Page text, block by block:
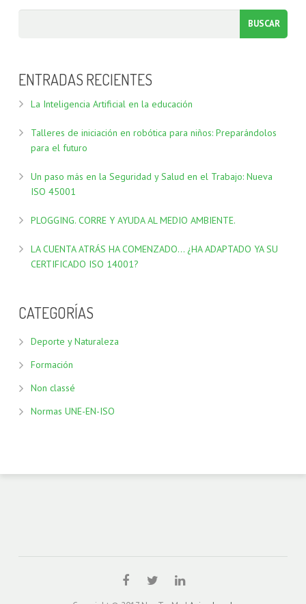
ENTRADAS RECIENTES
La Inteligencia Artificial en la educación
Talleres de iniciación en robótica para niños: Preparándolos
para el futuro
Un paso más en la Seguridad y Salud en el Trabajo: Nueva
ISO 45001
PLOGGING. CORRE Y AYUDA AL MEDIO AMBIENTE.
LA CUENTA ATRÁS HA COMENZADO… ¿HA ADAPTADO YA SU
CERTIFICADO ISO 14001?
CATEGORÍAS
Deporte y Naturaleza
Formación
Non classé
Normas UNE-EN-ISO